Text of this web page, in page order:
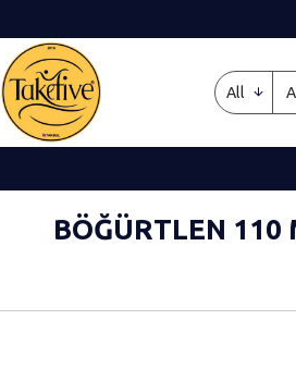
All
BÖĞÜRTLEN 110